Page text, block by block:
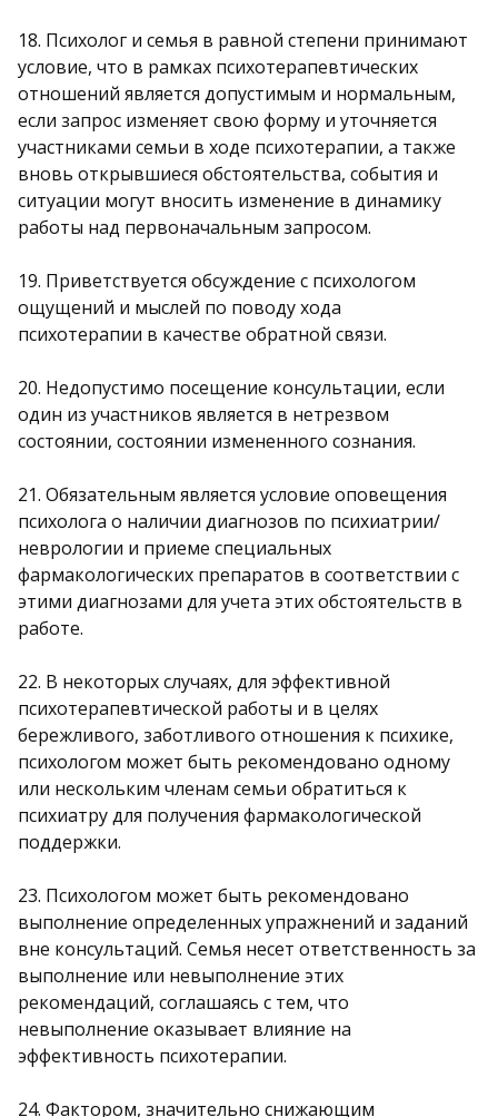
18. Психолог и семья в равной степени принимают
условие, что в рамках психотерапевтических
отношений является допустимым и нормальным,
если запрос изменяет свою форму и уточняется
участниками семьи в ходе психотерапии, а также
вновь открывшиеся обстоятельства, события и
ситуации могут вносить изменение в динамику
работы над первоначальным запросом.
19. Приветствуется обсуждение с психологом
ощущений и мыслей по поводу хода
психотерапии в качестве обратной связи.
20. Недопустимо посещение консультации, если
один из участников является в нетрезвом
состоянии, состоянии измененного сознания.
21. Обязательным является условие оповещения
психолога о наличии диагнозов по психиатрии/
неврологии и приеме специальных
фармакологических препаратов в соответствии с
этими диагнозами для учета этих обстоятельств в
работе.
22. В некоторых случаях, для эффективной
психотерапевтической работы и в целях
бережливого, заботливого отношения к психике,
психологом может быть рекомендовано одному
или нескольким членам семьи обратиться к
психиатру для получения фармакологической
поддержки.
23. Психологом может быть рекомендовано
выполнение определенных упражнений и заданий
вне консультаций. Семья несет ответственность за
выполнение или невыполнение этих
рекомендаций, соглашаясь с тем, что
невыполнение оказывает влияние на
эффективность психотерапии.
24. Фактором, значительно снижающим